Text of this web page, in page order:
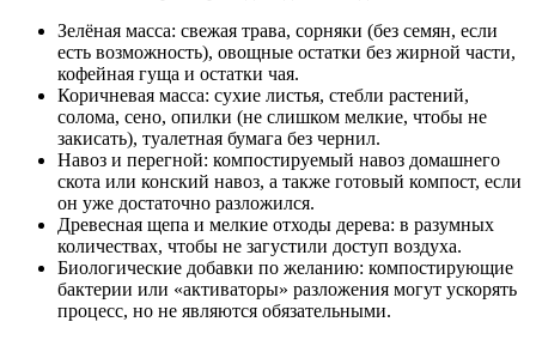
Зелёная масса: свежая трава, сорняки (без семян, если
есть возможность), овощные остатки без жирной части,
кофейная гуща и остатки чая.
Коричневая масса: сухие листья, стебли растений,
солома, сено, опилки (не слишком мелкие, чтобы не
закисать), туалетная бумага без чернил.
Навоз и перегной: компостируемый навоз домашнего
скота или конский навоз, а также готовый компост, если
он уже достаточно разложился.
Древесная щепа и мелкие отходы дерева: в разумных
количествах, чтобы не загустили доступ воздуха.
Биологические добавки по желанию: компостирующие
бактерии или «активаторы» разложения могут ускорять
процесс, но не являются обязательными.